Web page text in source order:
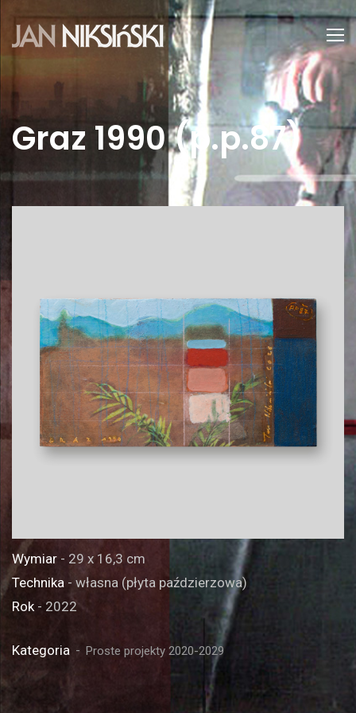
Graz 1990 (p.p.87)
Wymiar - 29 x 16,3 cm
Technika - własna (płyta paździerzowa)
Rok- 2022
Kategoria Proste projekty 2020-2029